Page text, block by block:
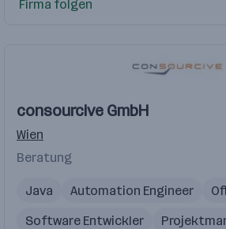
Firma folgen
consourcive GmbH
Wien
Beratung
Java Automation Engineer
Software Entwickler